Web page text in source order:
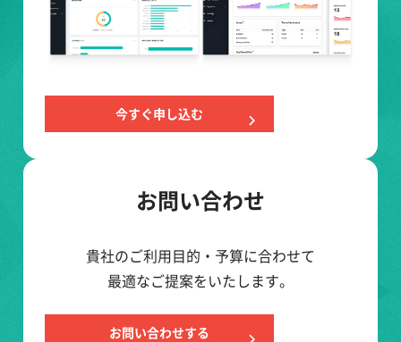
今すぐ申し込む
お問い合わせ
貴社のご利用目的・予算に合わせて
最適なご提案をいたします。
お問い合わせする